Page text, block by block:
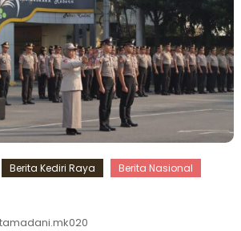
Berita Kediri Raya
Berita Nasional